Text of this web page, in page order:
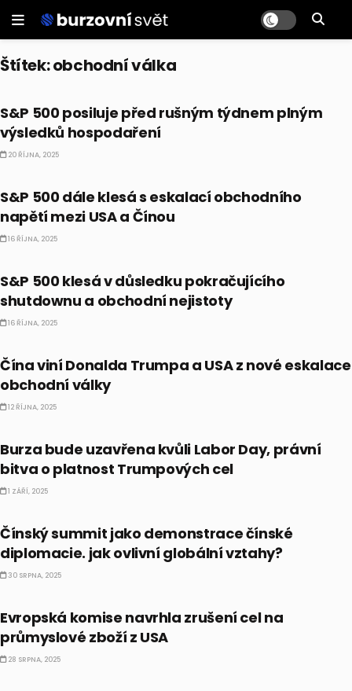
Štítek:obchodní válka
S&P 500 posiluje před rušným týdnem plným
výsledků hospodaření
20 ŘÍJNA, 2025
S&P 500 dále klesá s eskalací obchodního
napětí mezi USA a Čínou
16 ŘÍJNA, 2025
S&P 500 klesá v důsledku pokračujícího
shutdownu a obchodní nejistoty
16 ŘÍJNA, 2025
Čína viní Donalda Trumpa a USA z nové eskalace
obchodní války
12 ŘÍJNA, 2025
Burza bude uzavřena kvůli Labor Day, právní
bitva o platnost Trumpových cel
1 ZÁŘÍ, 2025
Čínský summit jako demonstrace čínské
diplomacie. jak ovlivní globální vztahy?
30 SRPNA, 2025
Evropská komise navrhla zrušení cel na
průmyslové zboží z USA
28 SRPNA, 2025